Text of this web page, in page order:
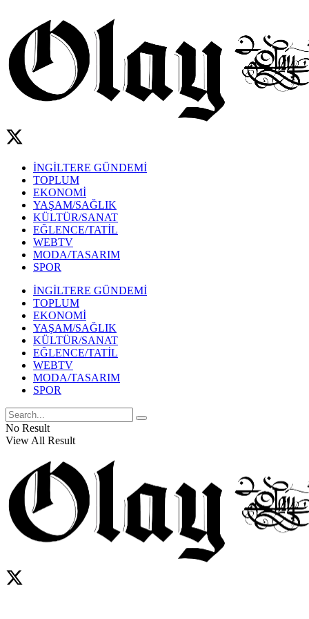
İNGİLTERE GÜNDEMİ
TOPLUM
EKONOMİ
YAŞAM/SAĞLIK
KÜLTÜR/SANAT
EĞLENCE/TATİL
WEBTV
MODA/TASARIM
SPOR
İNGİLTERE GÜNDEMİ
TOPLUM
EKONOMİ
YAŞAM/SAĞLIK
KÜLTÜR/SANAT
EĞLENCE/TATİL
WEBTV
MODA/TASARIM
SPOR
No Result
View All Result